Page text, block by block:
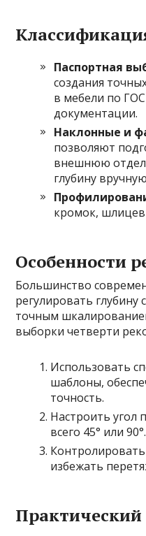
Паспортная
создания
в мебели по
документации.
Наклонные и
позволяют
внешнюю
глубину
кромок,
Особенности
Большинство
регулировать глубину
точным
выборки четверти
Использовать
шаблоны,
точность.
Настроить угол
всего 45° или 90°.
избежать
Практический